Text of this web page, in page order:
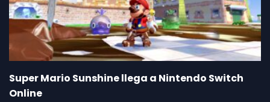
Super Mario Sunshine llega a Nintendo Switch
Online